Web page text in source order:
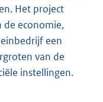
Het project
de economie,
een
van de
instellingen.